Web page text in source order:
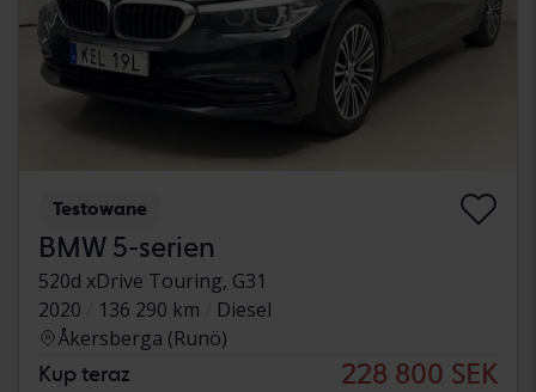
Testowane
BMW 5-serien
520d xDrive Touring, G31
2020
136 290 km
Diesel
Åkersberga (Runö)
Kup teraz 228 800 SEK